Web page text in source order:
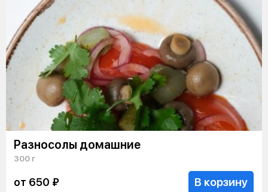
Разносолы домашние
300 г
от 650 ₽ В корзину